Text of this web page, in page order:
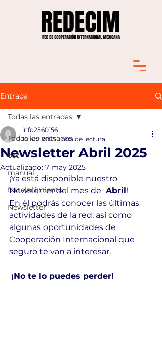
Entrada
Todas las entradas
osc
manual
fortalecimiento
Newsletter
Todas las entradas
Newsletter Abril 2025
info2560156
10 abr 2025 1 min de lectura
Actualizado: 7 may 2025
¡Ya está disponible nuestro
Newsletter del mes de Abril!
En él podrás conocer las últimas
actividades de la red, así como
algunas oportunidades de
Cooperación Internacional que
seguro te van a interesar.
¡No te lo puedes perder!